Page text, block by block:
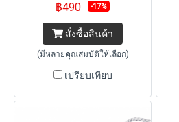
฿490 -17%
สั่งซื้อสินค้า
(มีหลายคุณสมบัติให้เลือก)
เปรียบเทียบ